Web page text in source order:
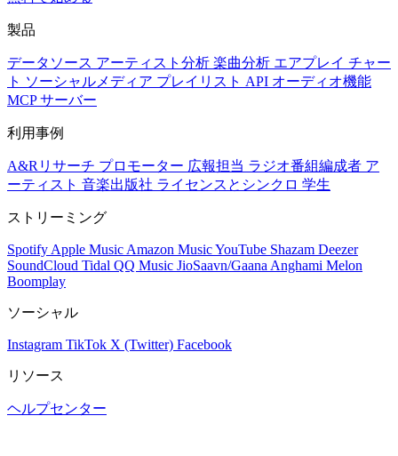
製品
データソース アーティスト分析 楽曲分析 エアプレイ チャー
ト ソーシャルメディア プレイリスト API オーディオ機能
MCP サーバー
利用事例
A&Rリサーチ プロモーター 広報担当 ラジオ番組編成者 ア
ーティスト 音楽出版社 ライセンスとシンクロ 学生
ストリーミング
Spotify Apple Music Amazon MusicYouTube Shazam Deezer
SoundCloud Tidal QQ Music JioSaavn/Gaana Anghami Melon
Boomplay
ソーシャル
Instagram TikTok X (Twitter) Facebook
リソース
ヘルプセンター